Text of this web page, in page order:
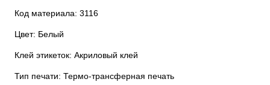
Код материала: 3116
Цвет: Белый
Клей этикеток: Акриловый клей
Тип печати: Термо-трансферная печать